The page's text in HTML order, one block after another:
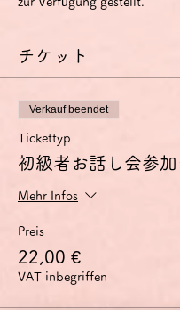
チケット
Verkauf beendet
Tickettyp
初級者お話し会参加
Mehr Infos
Preis
22,00 €
VAT inbegriffen